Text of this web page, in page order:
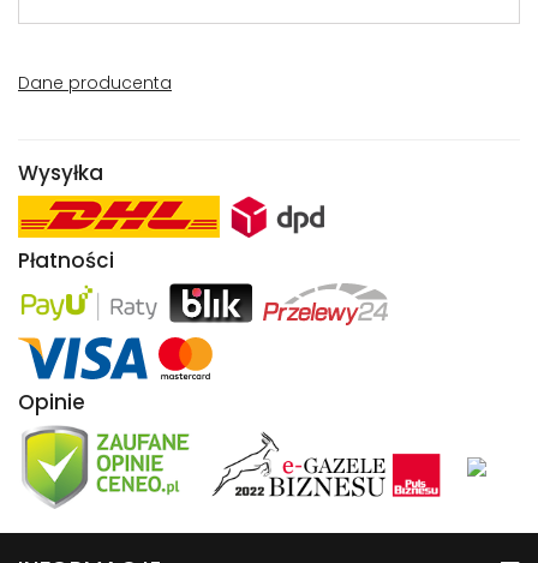
Dane producenta
Wysyłka
Płatności
Opinie